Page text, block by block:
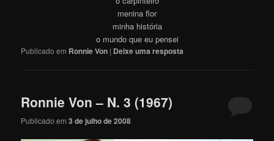
menina flor
minha história
o mundo que eu pensei
Publicado em Ronnie Von | Deixe uma resposta
Ronnie Von – N. 3 (1967)
Publicado em3 de julho de 2008